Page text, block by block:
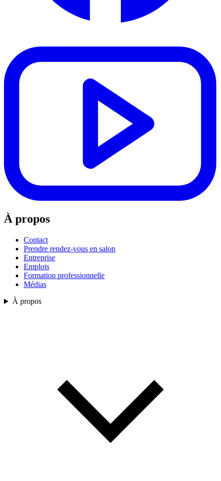
À propos
Contact
Prendre rendez-vous en salon
Entreprise
Emplois
Formation professionnelle
Médias
À propos